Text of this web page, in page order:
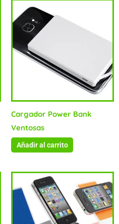
Cargador Power Bank
Ventosas
Añadir al carrito